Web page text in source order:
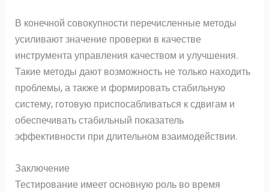
В конечной совокупности перечисленные методы
усиливают значение проверки в качестве
инструмента управления качеством и улучшения.
Такие методы дают возможность не только находить
проблемы, а также и формировать стабильную
систему, готовую приспосабливаться к сдвигам и
обеспечивать стабильный показатель
эффективности при длительном взаимодействии.
Заключение
Тестирование имеет основную роль во время